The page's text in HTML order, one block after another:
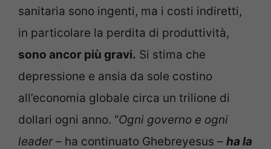
sanitaria sono ingenti, ma i costi indiretti,
in particolare la perdita di produttività,
sono ancor più gravi. Si stima che
depressione e ansia da sole costino
all’economia globale circa un trilione di
dollari ogni anno. “Ogni governo e ogni
leader – ha continuato Ghebreyesus – ha la